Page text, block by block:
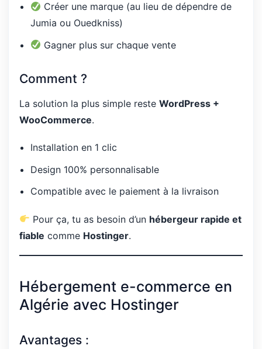
Créer une marque (au lieu de dépendre de
Jumia ou Ouedkniss)
Gagner plus sur chaque vente
Comment ?
La solution la plus simple reste WordPress +
WooCommerce.
Installation en 1 clic
Design 100% personnalisable
Compatible avec le paiement à la livraison
Pour ça, tu as besoin d’un hébergeur rapide et
fiable comme Hostinger.
Hébergement e-commerce en
Algérie avec Hostinger
Avantages :